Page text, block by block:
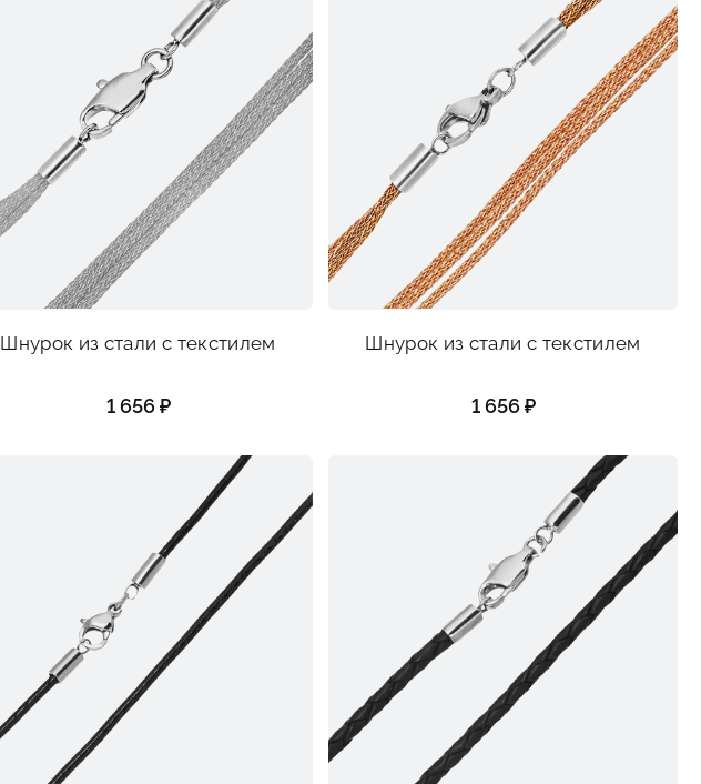
Шнурок из стали с текстилем
1 656 ₽
Шнурок из стали с текстилем
1 656 ₽